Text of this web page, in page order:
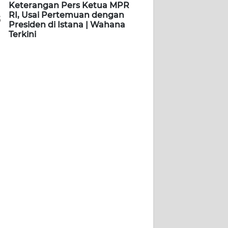
Keterangan Pers Ketua MPR
RI, Usai Pertemuan dengan
Presiden di Istana | Wahana
Terkini